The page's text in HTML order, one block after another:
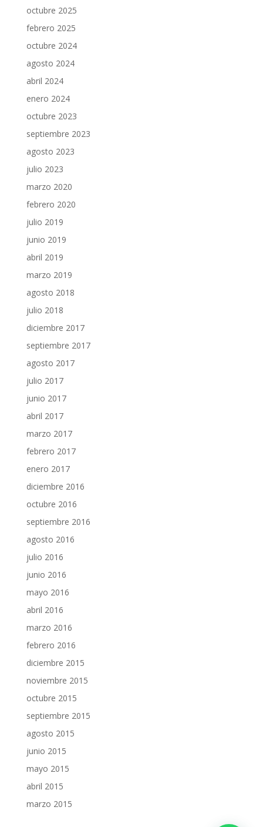
octubre 2025
febrero 2025
octubre 2024
agosto 2024
abril 2024
enero 2024
octubre 2023
septiembre 2023
agosto 2023
julio 2023
marzo 2020
febrero 2020
julio 2019
junio 2019
abril 2019
marzo 2019
agosto 2018
julio 2018
diciembre 2017
septiembre 2017
agosto 2017
julio 2017
junio 2017
abril 2017
marzo 2017
febrero 2017
enero 2017
diciembre 2016
octubre 2016
septiembre 2016
agosto 2016
julio 2016
junio 2016
mayo 2016
abril 2016
marzo 2016
febrero 2016
diciembre 2015
noviembre 2015
octubre 2015
septiembre 2015
agosto 2015
junio 2015
mayo 2015
abril 2015
marzo 2015